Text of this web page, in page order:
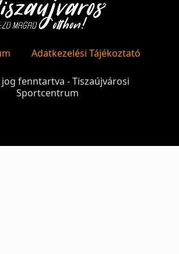
Adatkezelési Tájékoztató
fenntartva - Tiszaújvárosi
Sportcentrum